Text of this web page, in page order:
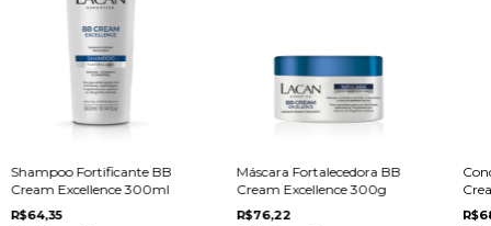
Shampoo Fortificante BB
Cream Excellence 300ml
R$64,35
Máscara Fortalecedora BB
Cream Excellence 300g
R$76,22